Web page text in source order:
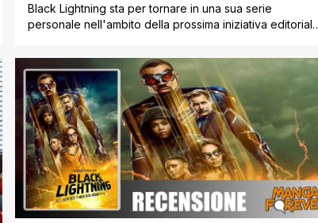
Black Lightning sta per tornare in una sua serie
personale nell'ambito della prossima iniziativa editoriale
complete di novembre 2024, e porterà con sé le sue
figlie superpotenti Thunder e Lightning in una missione
di sensibilizzazione tra la comunità dei supereroi e gli
esseri umani non [']